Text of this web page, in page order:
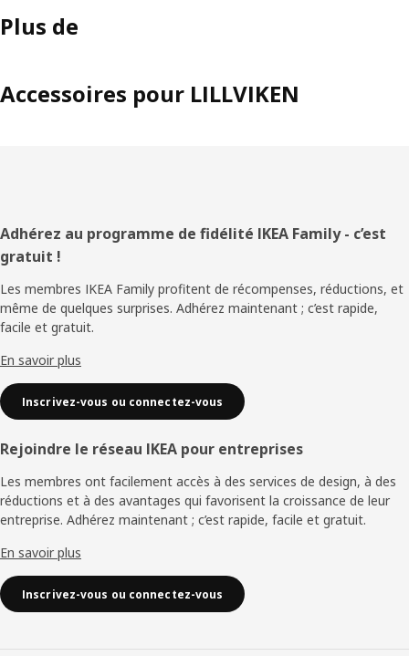
Plus de
Accessoires pour LILLVIKEN
Pied
de
page
Adhérez au programme de fidélité IKEA Family - c’est
gratuit !
Les membres IKEA Family profitent de récompenses, réductions, et
même de quelques surprises. Adhérez maintenant ; c’est rapide,
facile et gratuit.
En savoir plus
Inscrivez-vous ou connectez-vous
Rejoindre le réseau IKEA pour entreprises
Les membres ont facilement accès à des services de design, à des
réductions et à des avantages qui favorisent la croissance de leur
entreprise. Adhérez maintenant ; c’est rapide, facile et gratuit.
En savoir plus
Inscrivez-vous ou connectez-vous